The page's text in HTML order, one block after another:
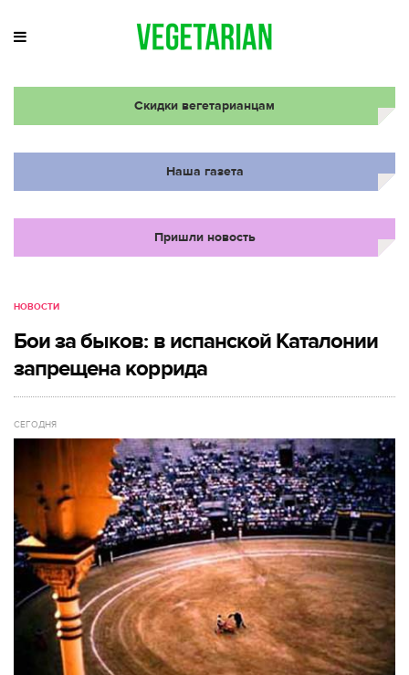
Скидки вегетарианцам
Наша газета
Пришли новость
НОВОСТИ
Бои за быков: в испанской Каталонии
запрещена коррида
СЕГОДНЯ